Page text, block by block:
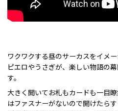
ワクワクする昼のサーカスをイメ
ピエロやうさぎが、楽しい物語の
す。
大きく開いてお札もカードも一目
はファスナーがないので開けたら